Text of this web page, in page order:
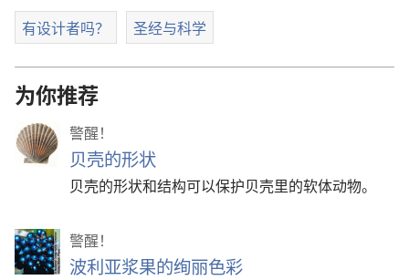
有设计者吗？ 圣经与科学
为你推荐
警醒！
贝壳的形状
贝壳的形状和结构可以保护贝壳里的软体动物。
警醒！
波利亚浆果的绚丽色彩